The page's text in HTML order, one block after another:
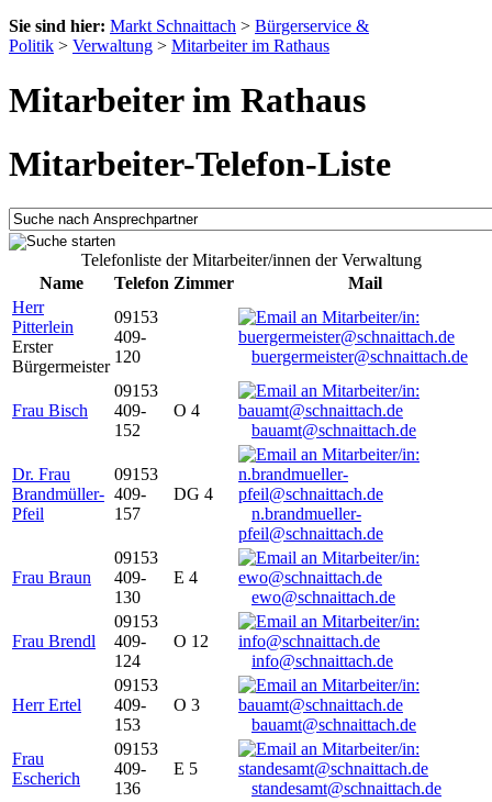
Sie sind hier: Markt Schnaittach > Bürgerservice &
Politik > Verwaltung > Mitarbeiter im Rathaus
Mitarbeiter im Rathaus
Mitarbeiter-Telefon-Liste
Telefonliste der Mitarbeiter/innen der Verwaltung
Name
Telefon Zimmer
Mail
Herr
Pitterlein
Erster
Bürgermeister
09153
409-
120
buergermeister@schnaittach.de
Frau Bisch
09153
409-
152
O 4
bauamt@schnaittach.de
Dr. Frau
Brandmüller-
Pfeil
09153
409-
157
DG 4
n.brandmueller-
pfeil@schnaittach.de
Frau Braun
09153
409-
130
E 4
ewo@schnaittach.de
Frau Brendl
09153
409-
124
O 12
info@schnaittach.de
Herr Ertel
09153
409-
153
O 3
bauamt@schnaittach.de
Frau
Escherich
09153
409-
136
E 5
standesamt@schnaittach.de